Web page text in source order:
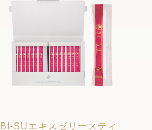
BI-SUエキスゼリースティ